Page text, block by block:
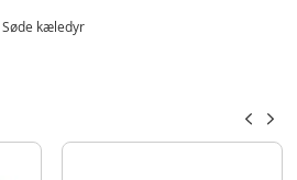
Søde kæledyr